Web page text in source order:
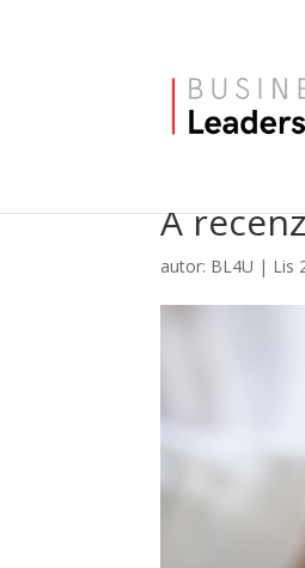
A
autor: BL4U | Lis